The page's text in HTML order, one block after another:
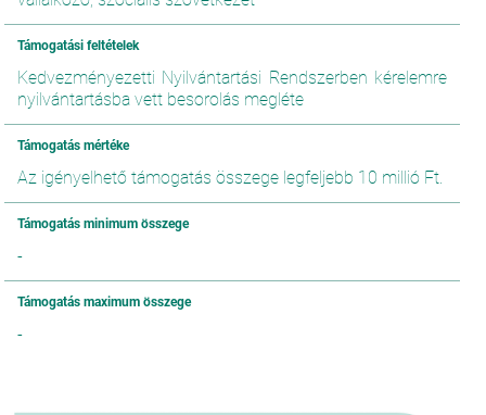
Támogatási feltételek
Kedvezményezetti Nyilvántartási Rendszerben kérelemre
nyilvántartásba vett besorolás megléte
Támogatás mértéke
Az igényelhető támogatás összege legfeljebb 10 millió Ft.
Támogatás minimum összege
-
Támogatás maximum összege
-